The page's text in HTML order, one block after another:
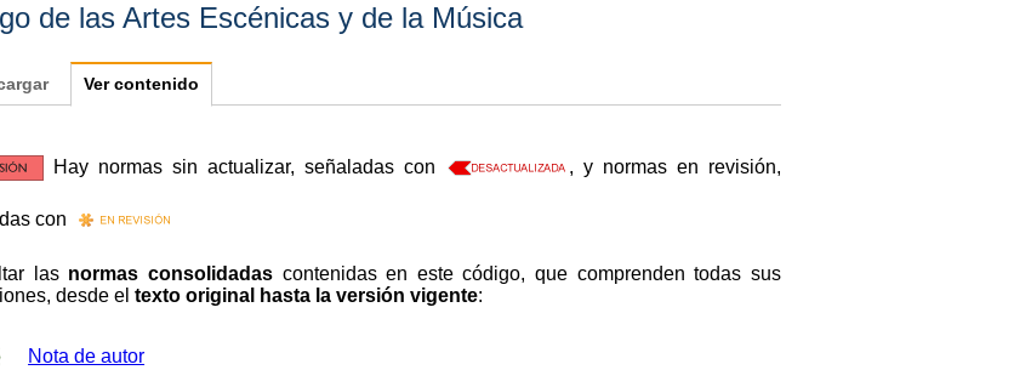
de las Artes Escénicas y de la Música
Ver contenido
Hay normas sin actualizar, señaladas con , y normas en revisión,
con
las normas consolidadascontenidas en este código, que comprenden todas sus
desde eltexto original hasta la versión vigente:
Nota de autor